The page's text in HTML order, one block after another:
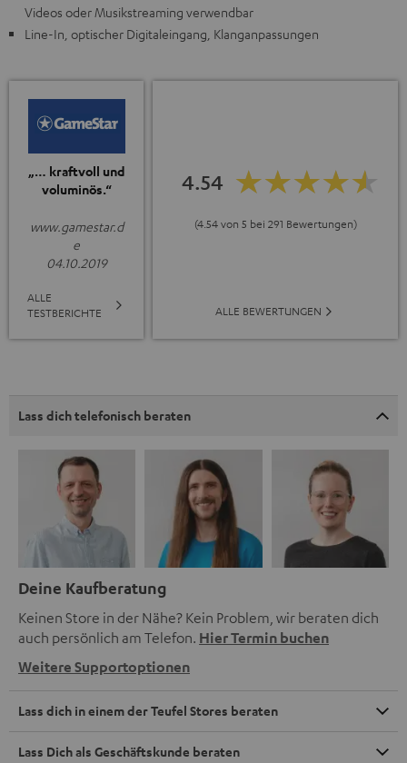
Videos oder Musikstreaming verwendbar
Line-In, optischer Digitaleingang, Klanganpassungen
„… kraftvoll und
voluminös.“
www.gamestar.d
e
04.10.2019
ALLE
TESTBERICHTE
4.54
(4.54 von 5 bei 291 Bewertungen)
ALLE BEWERTUNGEN
Lass dich telefonisch beraten
Deine Kaufberatung
Keinen Store in der Nähe? Kein Problem, wir beraten dich
auch persönlich am Telefon. Hier Termin buchen
Weitere Supportoptionen
Lass dich in einem der Teufel Stores beraten
Lass Dich als Geschäftskunde beraten